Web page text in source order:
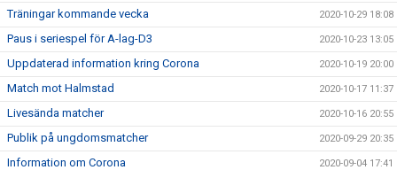
Träningar kommande vecka 2020-10-29 18:08
Paus i seriespel för A-lag-D3 2020-10-23 13:05
Uppdaterad information kring Corona 2020-10-19 20:00
Match mot Halmstad 2020-10-17 11:37
Livesända matcher 2020-10-16 20:55
Publik på ungdomsmatcher 2020-09-29 20:35
Information om Corona 2020-09-04 17:41